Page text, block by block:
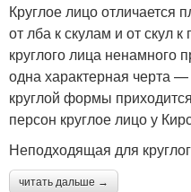
Круглое лицо
от лба к скулам и от скул
круглого лица
одна характерная черта
круглой формы
персон круглое лицо у
Неподходящая для
читать дальше →